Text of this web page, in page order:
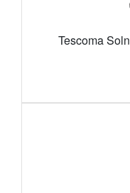
Tescoma